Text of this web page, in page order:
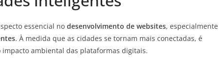
essencial no desenvolvimento de websites, especialmente
. À medida que as cidades se tornam mais conectadas, é
ambiental das plataformas digitais.